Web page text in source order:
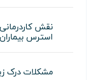
نقش
استرس
مشکلات درک